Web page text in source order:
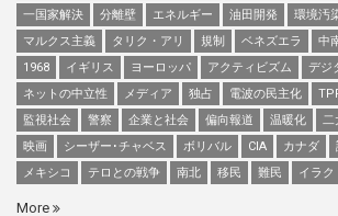
一国家解決
分離壁 エネルギー 油田開発 環境汚
マルクス主義
タリク・アリ 規制 ベネズエラ 中
1968
イギリス ヨーロッパ アクティビズム
デジ
ネットの中立性
メディア 独占 電波の民主化
監視社会
警察 企業と社会 偏向報道 温暖化 二
映画
シーザー･チャベス ボリバル CIA カナダ
メキシコ
テロとの戦争 南北 移民 難民 イラク
More